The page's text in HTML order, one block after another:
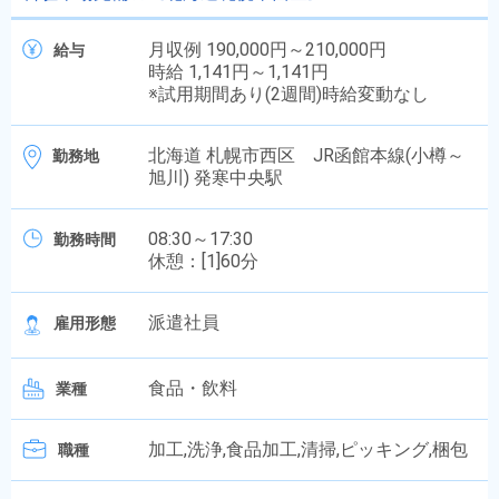
給与
月収例 190,000円～210,000円
時給 1,141円～1,141円
※試用期間あり(2週間)時給変動なし
勤務地
北海道 札幌市西区 JR函館本線(小樽～
旭川) 発寒中央駅
勤務時間
08:30～17:30
休憩：[1]60分
雇用形態 派遣社員
業種 食品・飲料
職種 加工,洗浄,食品加工,清掃,ピッキング,梱包